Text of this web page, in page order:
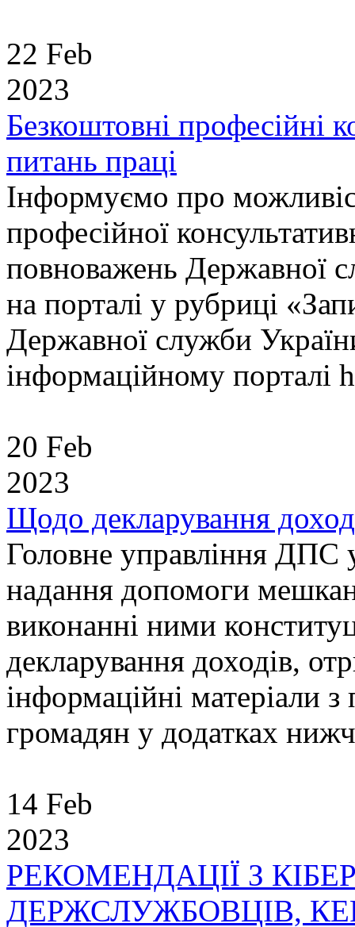
22 Feb
2023
Безкоштовні професійні
питань праці
Інформуємо про
професійної
повноважень Державної
на порталі у рубриці
Державної служби
інформаційному порталі
20 Feb
2023
Щодо декларування
Головне управління ДПС
надання допомоги
виконанні ними
декларування доходів,
інформаційні матеріали
громадян у додатках
14 Feb
2023
РЕКОМЕНДАЦІЇ З
ДЕРЖСЛУЖБОВЦІВ,